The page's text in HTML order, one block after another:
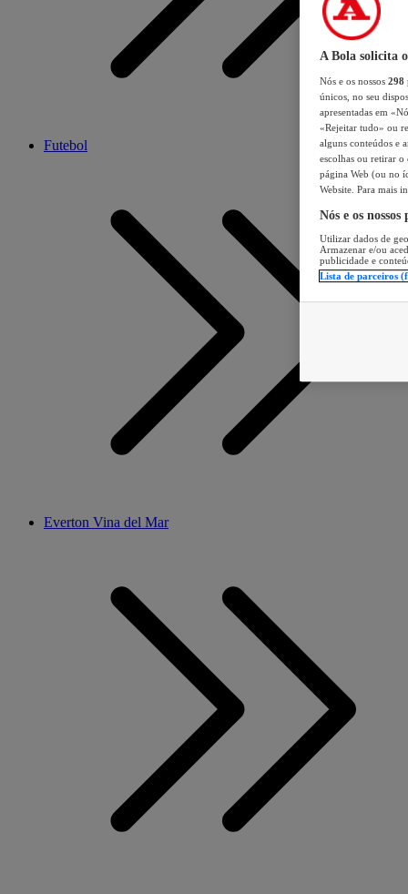
Futebol
Everton Vina del Mar
A Bola solicita
Nós e os nossos 298
únicos, no seu
apresentadas em
«Rejeitar tudo» ou
alguns conteúdos e
escolhas ou retirar
página Web (ou no
Website. Para mais
Nós e os
Utilizar dados de
Armazenar e/ou
publicidade e
Lista de parceiros